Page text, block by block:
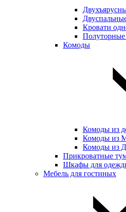
Кровати
Полуторные
Комоды
Комоды из
Комоды из
Комоды из
Прикроватные
Шкафы для
Мебель для гостиных